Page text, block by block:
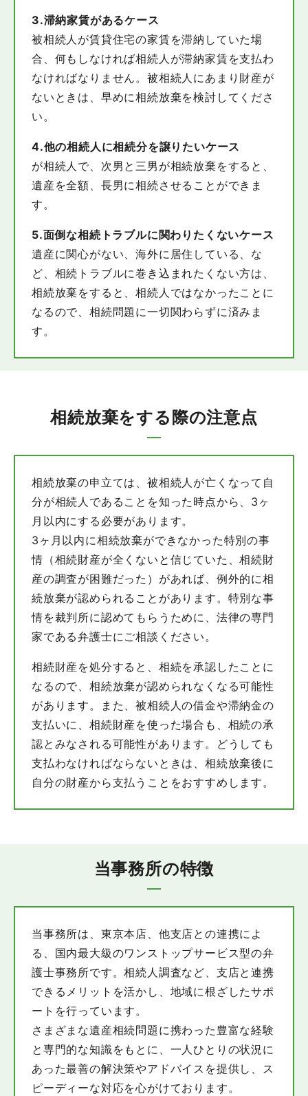
3.滞納家賃があるケース
被相続人が賃貸住宅の家賃を滞納していた場
合、何もしなければ相続人が滞納家賃を支払わ
なければなりません。被相続人にあまり財産が
ないときは、早めに相続放棄を検討してくださ
い。
4.他の相続人に相続分を譲りたいケース
が相続人で、次男と三男が相続放棄をすると、
遺産を全額、長男に相続させることができま
す。
5.面倒な相続トラブルに関わりたくないケース
遺産に関心がない、海外に居住している、な
ど、相続トラブルに巻き込まれたくない方は、
相続放棄をすると、相続人ではなかったことに
なるので、相続問題に一切関わらずに済みま
す。
相続放棄をする際の注意点
相続放棄の申立ては、被相続人が亡くなって自
分が相続人であることを知った時点から、3ヶ
月以内にする必要があります。
3ヶ月以内に相続放棄ができなかった特別の事
情（相続財産が全くないと信じていた、相続財
産の調査が困難だった）があれば、例外的に相
続放棄が認められることがあります。特別な事
情を裁判所に認めてもらうために、法律の専門
家である弁護士にご相談ください。
相続財産を処分すると、相続を承認したことに
なるので、相続放棄が認められなくなる可能性
があります。また、被相続人の借金や滞納金の
支払いに、相続財産を使った場合も、相続の承
認とみなされる可能性があります。どうしても
支払わなければならないときは、相続放棄後に
自分の財産から支払うことをおすすめします。
当事務所の特徴
当事務所は、東京本店、他支店との連携によ
る、国内最大級のワンストップサービス型の弁
護士事務所です。相続人調査など、支店と連携
できるメリットを活かし、地域に根ざしたサポ
ートを行っています。
さまざまな遺産相続問題に携わった豊富な経験
と専門的な知識をもとに、一人ひとりの状況に
あった最善の解決策やアドバイスを提供し、ス
ピーディーな対応を心がけております。